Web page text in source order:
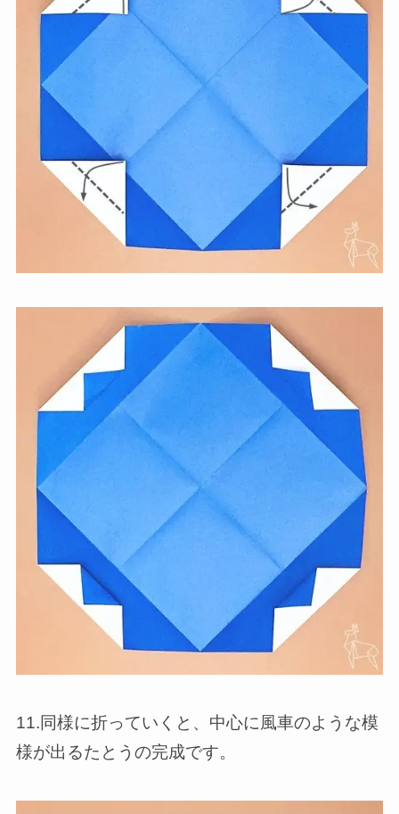
11.同様に折っていくと、中心に風車のような模
様が出るたとうの完成です。